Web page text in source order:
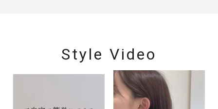
Style Video